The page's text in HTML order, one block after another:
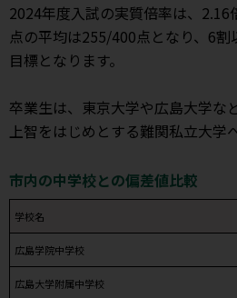
2024年度入試の実質倍率は、2.16
点の平均は255/400点となり、6
目標となります。
卒業生は、東京大学や広島大学な
上智をはじめとする難関私立大学
市内の中学校との偏差値比較
学校名
広島学院中学校
広島大学附属中学校